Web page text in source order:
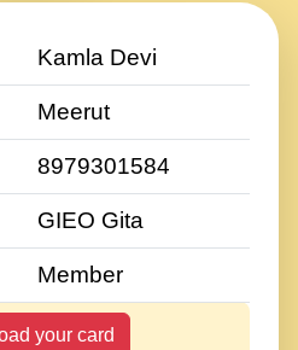
Kamla Devi
Meerut
8979301584
GIEO Gita
Member
your card